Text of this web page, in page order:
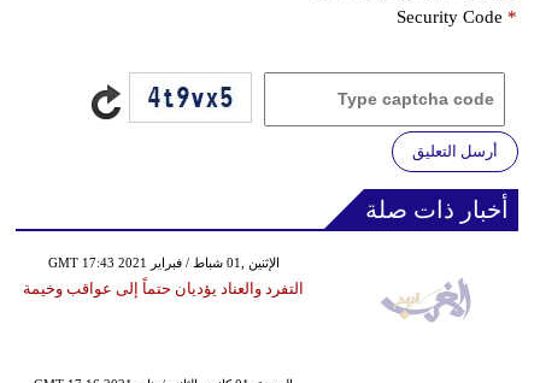
Security Code *
أرسل التعليق
أخبار ذات صلة
GMT 17:43 2021 الإثنين ,01 شباط / فبراير
التفرد والعناد يؤديان حتماً إلى عواقب وخيمة